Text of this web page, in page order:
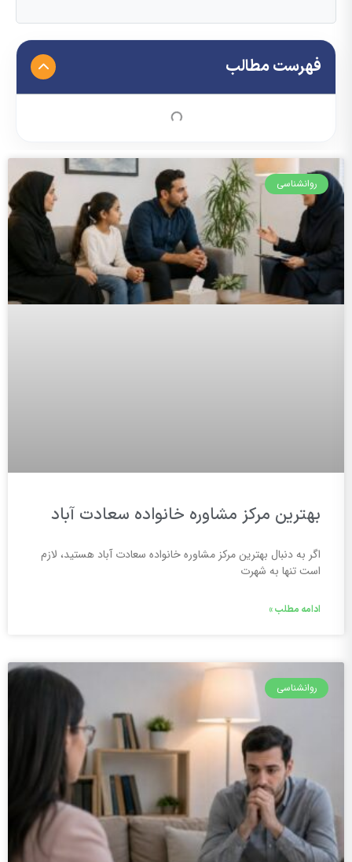
فهرست مطالب
روانشناسی
بهترین مرکز مشاوره خانواده سعادت آباد
اگر به دنبال بهترین مرکز مشاوره خانواده سعادت آباد هستید، لازم
است تنها به شهرت
ادامه مطلب »
روانشناسی